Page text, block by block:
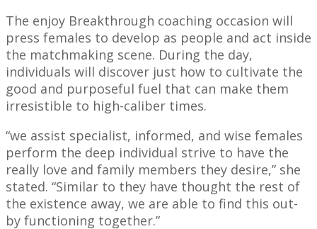
The enjoy Breakthrough coaching occasion will
press females to develop as people and act inside
the matchmaking scene. During the day,
individuals will discover just how to cultivate the
good and purposeful fuel that can make them
irresistible to high-caliber times.
“we assist specialist, informed, and wise females
perform the deep individual strive to have the
really love and family members they desire,” she
stated. “Similar to they have thought the rest of
the existence away, we are able to find this out-
by functioning together.”